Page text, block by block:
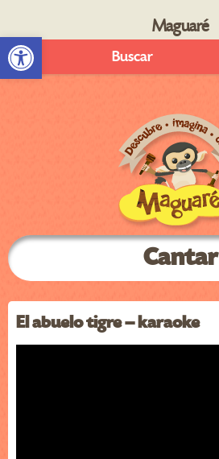
Abrir barra de herramientas
Maguaré
Buscar
Cantar
El abuelo tigre – karaoke